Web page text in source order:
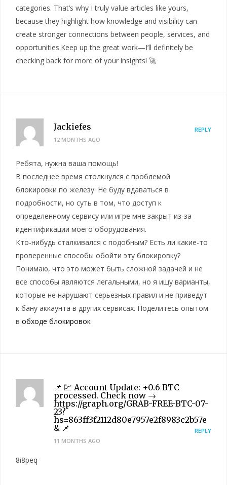
categories. That’s why I truly value articles like yours,
because they highlight how knowledge and visibility can
create stronger connections between people, services, and
opportunities.Keep up the great work—I’ll definitely be
checking back for more of your insights! 🚀
Jackiefes
12 MONTHS AGO
REPLY
Ребята, нужна ваша помощь!
В последнее время столкнулся с проблемой
блокировки по железу. Не буду вдаваться в
подробности, но суть в том, что доступ к
определенному сервису или игре мне закрыт из-за
идентификации моего оборудования.
Кто-нибудь сталкивался с подобным? Есть ли какие-то
проверенные способы обойти эту блокировку?
Понимаю, что это может быть сложной задачей и не
все способы являются легальными, но я ищу варианты,
которые не нарушают серьезных правил и не приведут
к бану аккаунта в других сервисах. Поделитесь опытом
в обходе блокировок
📌 💹 Account Update: +0.6 BTC
processed. Check now →
https://graph.org/GRAB-FREE-BTC-07-
23?
hs=863ff3f2112d80e7957e2f8983c2b57e
& 📌
11 MONTHS AGO
REPLY
8i8peq